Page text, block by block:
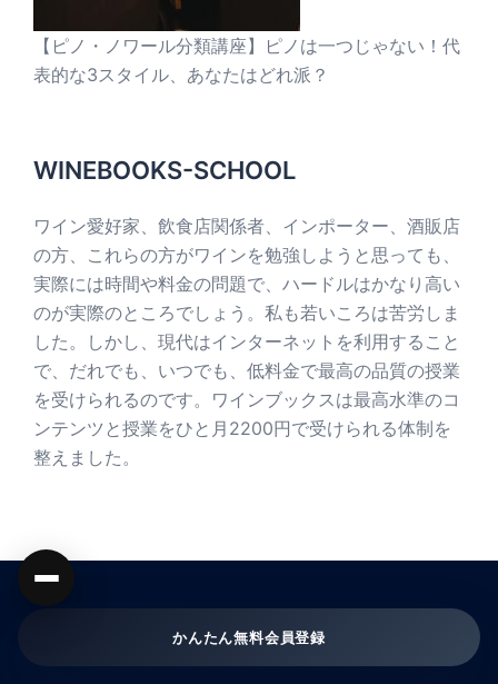
【ピノ・ノワール分類講座】ピノは一つじゃない！代
表的な3スタイル、あなたはどれ派？
WINEBOOKS-SCHOOL
ワイン愛好家、飲食店関係者、インポーター、酒販店
の方、これらの方がワインを勉強しようと思っても、
実際には時間や料金の問題で、ハードルはかなり高い
のが実際のところでしょう。私も若いころは苦労しま
した。しかし、現代はインターネットを利用すること
で、だれでも、いつでも、低料金で最高の品質の授業
を受けられるのです。ワインブックスは最高水準のコ
ンテンツと授業をひと月2200円で受けられる体制を
整えました。
かんたん無料会員登録